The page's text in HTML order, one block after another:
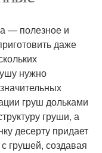
— полезное и
даже
нужно
груш дольками
груши, а
десерту придает
грушей, создавая